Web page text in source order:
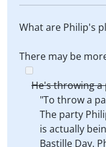
What are Philip's
There may be
He's throwing a
"To throw a
The party
is actually
Bastille Day.